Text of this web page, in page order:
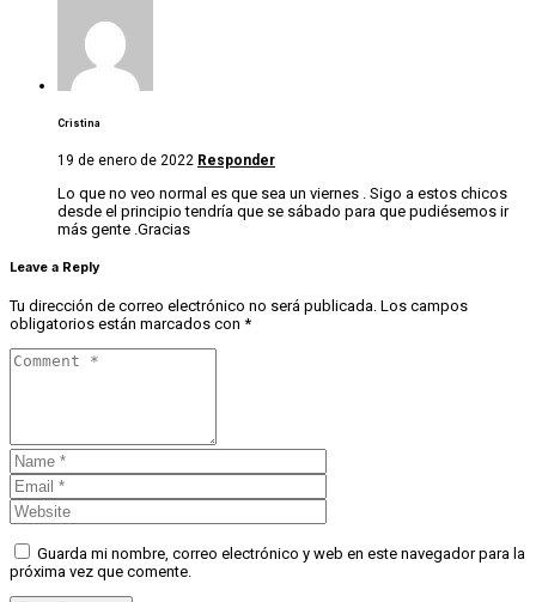
Cristina
19 de enero de 2022 Responder
Lo que no veo normal es que sea un viernes . Sigo a estos chicos
desde el principio tendría que se sábado para que pudiésemos ir
más gente .Gracias
Leave a Reply
Tu dirección de correo electrónico no será publicada. Los campos
obligatorios están marcados con *
Guarda mi nombre, correo electrónico y web en este navegador para la
próxima vez que comente.